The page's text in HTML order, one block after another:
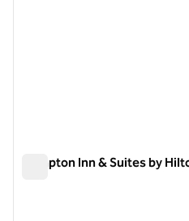
Hampton Inn & Suites by